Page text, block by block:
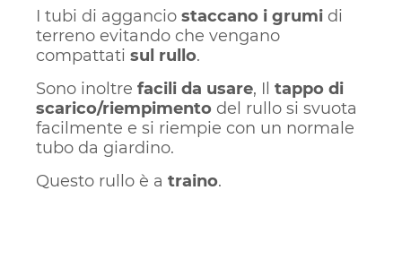
I tubi di aggancio staccano i grumi di
terreno evitando che vengano
compattati sul rullo.
Sono inoltre facili da usare, Il tappo di
scarico/riempimento del rullo si svuota
facilmente e si riempie con un normale
tubo da giardino.
Questo rullo è a traino.